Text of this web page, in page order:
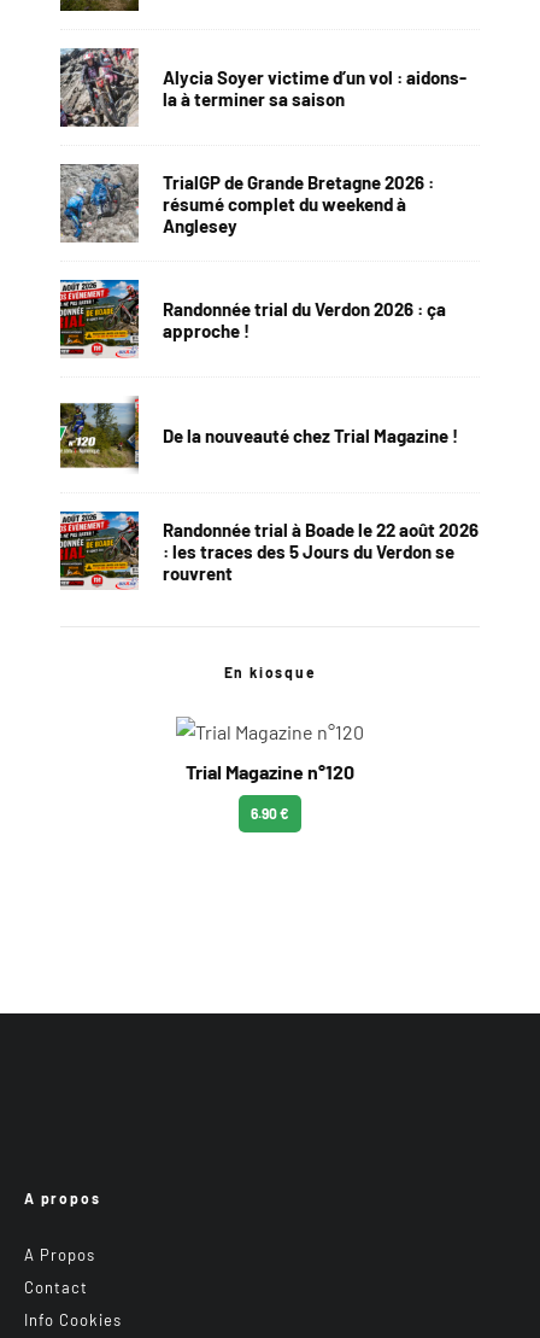
Alycia Soyer victime d’un vol : aidons-
la à terminer sa saison
TrialGP de Grande Bretagne 2026 :
résumé complet du weekend à
Anglesey
Randonnée trial du Verdon 2026 : ça
approche !
De la nouveauté chez Trial Magazine !
Randonnée trial à Boade le 22 août 2026
: les traces des 5 Jours du Verdon se
rouvrent
En kiosque
Trial Magazine n°120
6.90 €
A propos
A Propos
Contact
Info Cookies